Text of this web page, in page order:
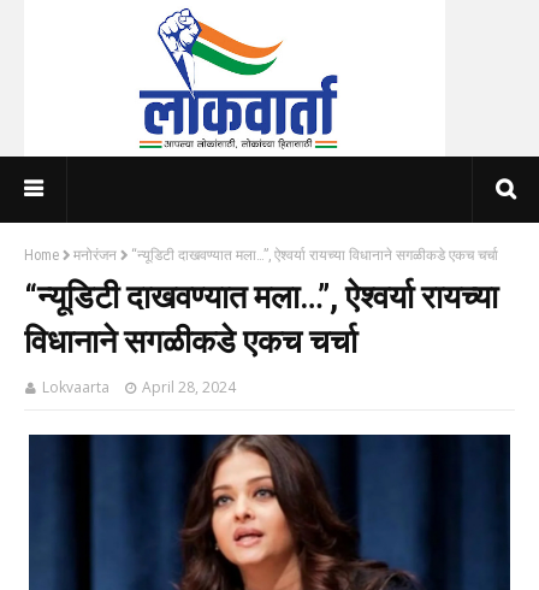
Home मनोरंजन “न्यूडिटी दाखवण्यात मला…”, ऐश्वर्या रायच्या विधानाने सगळीकडे एकच चर्चा
“न्यूडिटी दाखवण्यात मला…”, ऐश्वर्या रायच्या
विधानाने सगळीकडे एकच चर्चा
Lokvaarta April 28, 2024